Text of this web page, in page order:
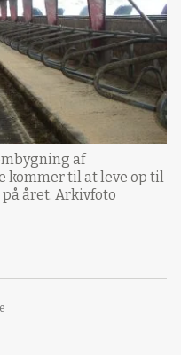
af
kommer til at leve op til
året. Arkivfoto